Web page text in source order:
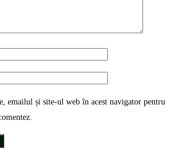
emailul și site-ul web în acest navigator pentru